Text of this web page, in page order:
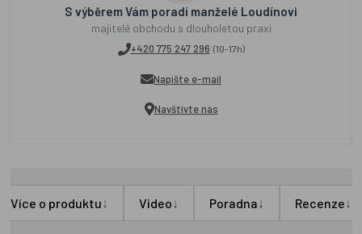
S výběrem Vám poradí manželé Loudínovi
majitelé obchodu s dlouholetou praxí
+420 775 247 296 (10-17h)
Napište e-mail
Navštivte nás
Více o produktu↓ Video↓ Poradna↓ Recenze↓